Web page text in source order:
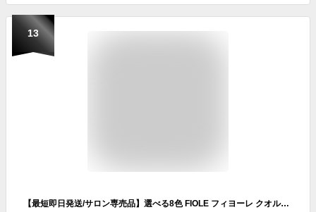
13
【最短即日発送/サロン専売品】選べる8色 FIOLE フィヨーレ クオルシア カラーシャンプー 250mL パープル ピンク アッシュ ブラウン ベージュ サクラ ライラック シャンプー 紫シャンプー カラーケア ブリーチ ハイトーン 長持ち 新商品 色持ち 高発色 コスパ